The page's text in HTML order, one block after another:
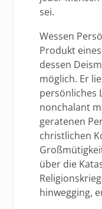
sei.
Wessen
Produkt
dessen
möglich. Er
persönliches
nonchalant
geratenen
christlichen
über die
hinwegging,